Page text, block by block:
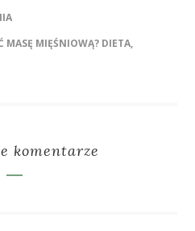
MASĘ MIĘŚNIOWĄ? DIETA,
komentarze